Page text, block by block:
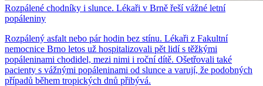
Rozpálené chodníky i slunce. Lékaři v Brně řeší vážné letní
popáleniny
Rozpálený asfalt nebo pár hodin bez stínu. Lékaři z Fakultní
nemocnice Brno letos už hospitalizovali pět lidí s těžkými
popáleninami chodidel, mezi nimi i roční dítě. Ošetřovali také
pacienty s vážnými popáleninami od slunce a varují, že podobných
případů během tropických dnů přibývá.